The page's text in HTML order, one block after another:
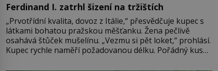
Ferdinand I. zatrhl šizení na tržištích
„Prvotřídní kvalita, dovoz z Itálie,“ přesvědčuje kupec s
látkami bohatou pražskou měšťanku. Žena pečlivě
osahává štůček mušelínu. „Vezmu si pět loket,“ prohlásí.
Kupec rychle naměří požadovanou délku. Pořádný kus